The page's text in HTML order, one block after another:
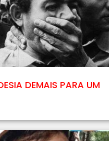
DEMAIS PARA UM